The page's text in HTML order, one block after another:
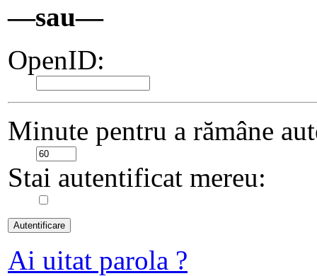
—sau—
OpenID:
Minute pentru a rămâne
Stai autentificat mereu:
Ai uitat parola ?